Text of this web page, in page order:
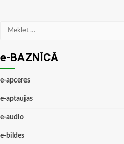
Meklēt:
e-BAZNĪCĀ
e-apceres
e-aptaujas
e-audio
e-bildes